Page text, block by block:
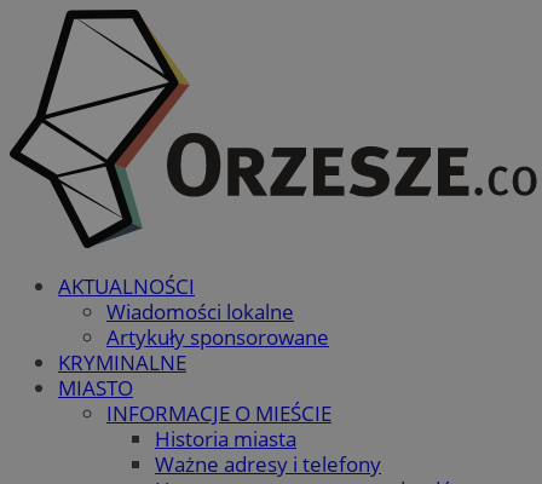
AKTUALNOŚCI
Wiadomości lokalne
Artykuły sponsorowane
KRYMINALNE
MIASTO
INFORMACJE O MIEŚCIE
Historia miasta
Ważne adresy i telefony